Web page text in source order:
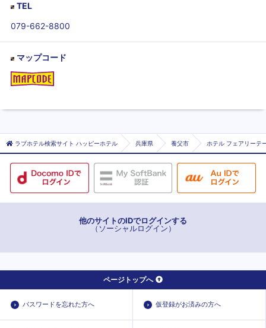
TEL
079-662-8800
マップコード
ラブホテル検索サイト ハッピーホテル 兵庫県 養父市 ホテル フェアリーテ
他のサイトのIDでログインする
（ソーシャルログイン）
ページトップへ
パスワードを忘れた方へ 仮登録がお済みの方へ